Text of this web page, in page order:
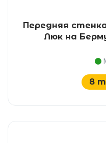
Передняя
Люк на
8